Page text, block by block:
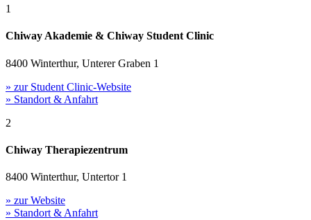
1
Chiway Akademie & Chiway Student Clinic
8400 Winterthur, Unterer Graben 1
» zur Student Clinic-Website
» Standort & Anfahrt
2
Chiway Therapiezentrum
8400 Winterthur, Untertor 1
» zur Website
» Standort & Anfahrt